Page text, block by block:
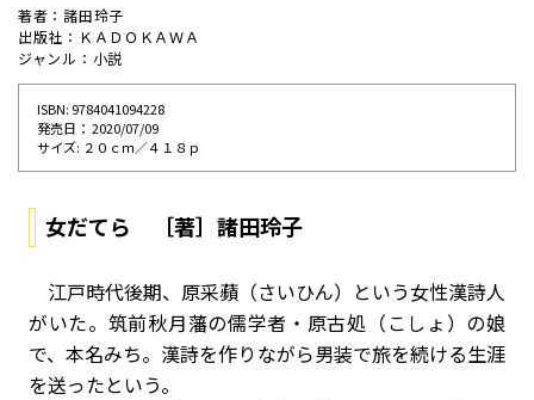
著者：諸田玲子
出版社：ＫＡＤＯＫＡＷＡ
ジャンル：小説
ISBN: 9784041094228
発売⽇： 2020/07/09
サイズ: ２０ｃｍ／４１８ｐ
女だてら ［著］諸田玲子
江戸時代後期、原采蘋（さいひん）という女性漢詩人
がいた。筑前秋月藩の儒学者・原古処（こしょ）の娘
で、本名みち。漢詩を作りながら男装で旅を続ける生涯
を送ったという。